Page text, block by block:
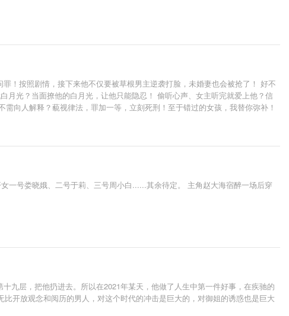
！按照剧情，接下来他不仅要被草根男主逆袭打脸，未婚妻也会被抢了！ 好不
光？当面撩他的白月光，让他只能隐忍！ 偷听心声、女主听完就爱上他？信
向人解释？藐视律法，罪加一等，立刻死刑！至于错过的女孩，我替你弥补！
一号娄晓娥、二号于莉、三号周小白......其余待定。 主角赵大海宿醉一场后穿
九层，把他扔进去。所以在2021年某天，他做了人生中第一件好事，在疾驰的
开放观念和阅历的男人，对这个时代的冲击是巨大的，对御姐的诱惑也是巨大